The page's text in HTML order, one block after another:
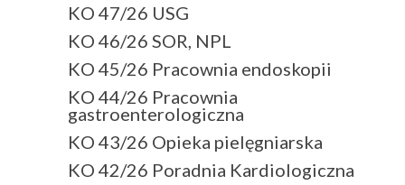
KO 47/26 USG
KO 46/26 SOR, NPL
KO 45/26 Pracownia endoskopii
KO 44/26 Pracownia
gastroenterologiczna
KO 43/26 Opieka pielęgniarska
KO 42/26 Poradnia Kardiologiczna